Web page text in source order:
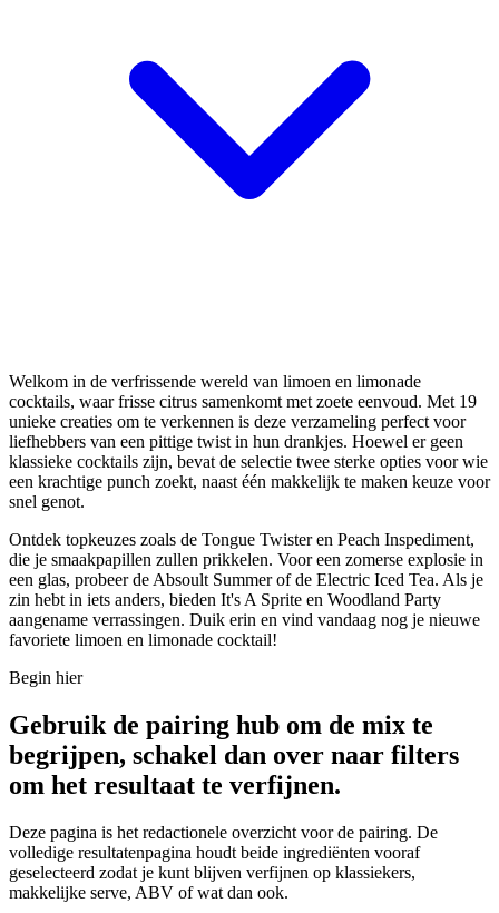
Welkom in de verfrissende wereld van limoen en limonade
cocktails, waar frisse citrus samenkomt met zoete eenvoud. Met 19
unieke creaties om te verkennen is deze verzameling perfect voor
liefhebbers van een pittige twist in hun drankjes. Hoewel er geen
klassieke cocktails zijn, bevat de selectie twee sterke opties voor wie
een krachtige punch zoekt, naast één makkelijk te maken keuze voor
snel genot.
Ontdek topkeuzes zoals de Tongue Twister en Peach Inspediment,
die je smaakpapillen zullen prikkelen. Voor een zomerse explosie in
een glas, probeer de Absoult Summer of de Electric Iced Tea. Als je
zin hebt in iets anders, bieden It's A Sprite en Woodland Party
aangename verrassingen. Duik erin en vind vandaag nog je nieuwe
favoriete limoen en limonade cocktail!
Begin hier
Gebruik de pairing hub om de mix te
begrijpen, schakel dan over naar filters
om het resultaat te verfijnen.
Deze pagina is het redactionele overzicht voor de pairing. De
volledige resultatenpagina houdt beide ingrediënten vooraf
geselecteerd zodat je kunt blijven verfijnen op klassiekers,
makkelijke serve, ABV of wat dan ook.